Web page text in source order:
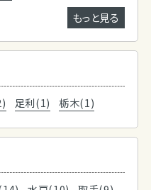
もっと見る
足利(1) 栃木(1)